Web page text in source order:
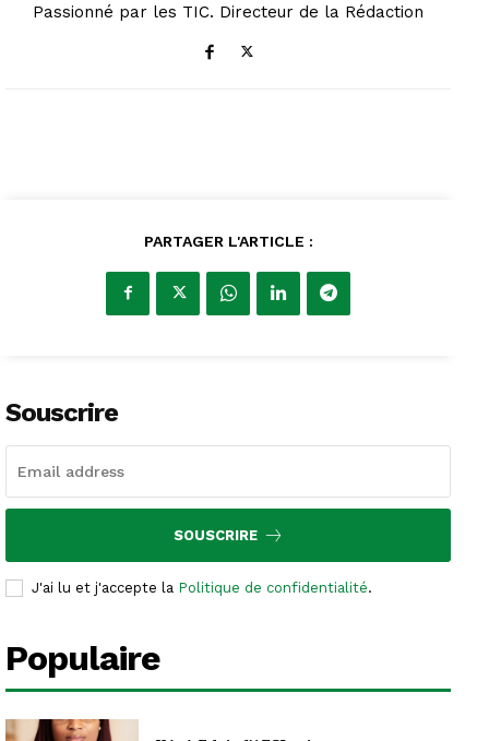
Passionné par les TIC. Directeur de la Rédaction
PARTAGER L'ARTICLE :
Souscrire
SOUSCRIRE
J'ai lu et j'accepte la Politique de confidentialité.
Populaire